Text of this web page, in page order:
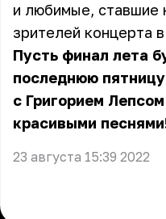
и любимые, ставшие
зрителей концерта
Пусть финал лета
последнюю
с Григорием
красивыми
23 августа 15:39 2022